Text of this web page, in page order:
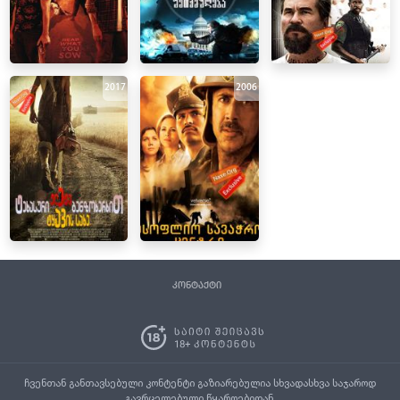
2017 2006
კონტაქტი
ჩვენთან განთავსებული კონტენტი გაზიარებულია სხვადასხვა საჯაროდ